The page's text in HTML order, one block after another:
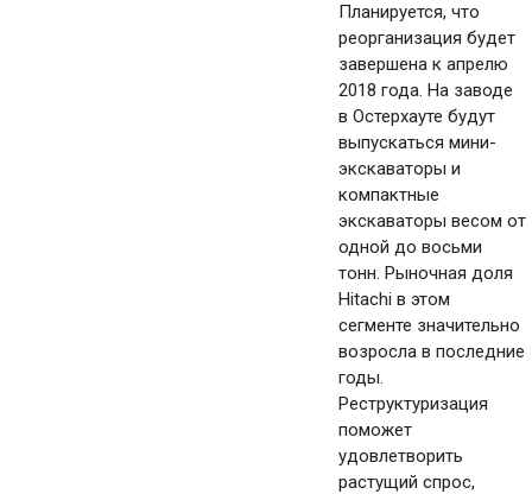
Планируется, что
реорганизация будет
завершена к апрелю
2018 года. На заводе
в Остерхауте будут
выпускаться мини-
экскаваторы и
компактные
экскаваторы весом от
одной до восьми
тонн. Рыночная доля
Hitachi в этом
сегменте значительно
возросла в последние
годы.
Реструктуризация
поможет
удовлетворить
растущий спрос,